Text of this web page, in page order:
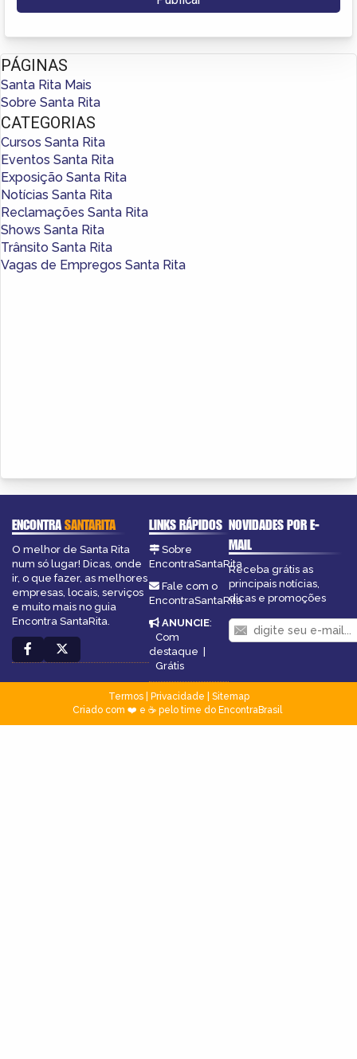
PÁGINAS
Santa Rita Mais
Sobre Santa Rita
CATEGORIAS
Cursos Santa Rita
Eventos Santa Rita
Exposição Santa Rita
Notícias Santa Rita
Reclamações Santa Rita
Shows Santa Rita
Trânsito Santa Rita
Vagas de Empregos Santa Rita
ENCONTRASANTARITA
O melhor de Santa Rita
num só lugar! Dicas, onde
ir, o que fazer, as melhores
empresas, locais, serviços
e muito mais no guia
Encontra SantaRita.
LINKS RÁPIDOS
Sobre
EncontraSantaRita
Fale com o
EncontraSantaRita
ANUNCIE:
Com
destaque
Grátis
NOVIDADES POR E-
MAIL
Receba grátis as
principais notícias,
dicas e promoções
Termos| Privacidade
Sitemap
Criado com ❤️ e ☕ pelo time do EncontraBrasil